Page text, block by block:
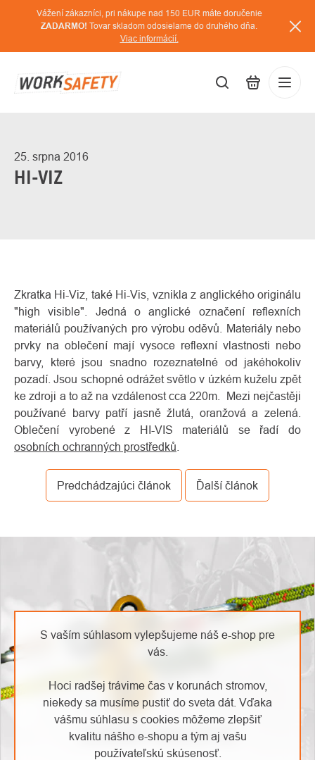
S vaším súhlasom vylepšujeme náš e-shop pre
vás.
Hoci radšej trávime čas v korunách stromov,
niekedy sa musíme pustiť do sveta dát. Vďaka
vášmu súhlasu s cookies môžeme zlepšiť
kvalitu nášho e-shopu a tým aj vašu
používateľskú skúsenosť.
Vážení zákazníci, pri nákupe nad 150 EUR máte doručenie
ZADARMO! Tovar skladom odosielame do druhého dňa.
Viac informácií.
25. srpna 2016
HI-VIZ
Zkratka Hi-Viz, také Hi-Vis, vznikla z anglického originálu
"high visible". Jedná o anglické označení reflexních
materiálů používaných pro výrobu oděvů. Materiály nebo
prvky na oblečení mají vysoce reflexní vlastnosti nebo
barvy, které jsou snadno rozeznatelné od jakéhokoliv
pozadí. Jsou schopné odrážet světlo v úzkém kuželu zpět
ke zdroji a to až na vzdálenost cca 220m. Mezi nejčastěji
používané barvy patří jasně žlutá, oranžová a zelená.
Oblečení vyrobené z HI-VIS materiálů se řadí do
osobních ochranných prostředků
Predchádzajúci článok Ďalší článok
ODOBERAŤ NEWSLETTER